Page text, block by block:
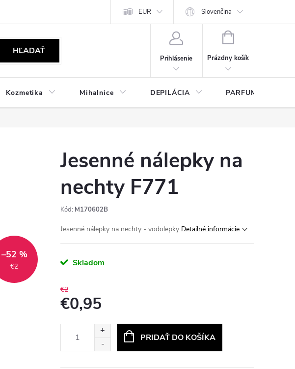
Podmienky ochrany osobných údajov EUR Slovenčina
HĽADAŤ
Prihlásenie
NÁKUPNÝ
Prázdny košík
Kozmetika Mihalnice DEPILÁCIA PARFUMY
€2
–52 %
Jesenné nálepky na
nechty F771
Kód: M170602B
Jesenné nálepky na nechty - vodolepky Detailné informácie
Skladom
€2
€0,95
PRIDAŤ DO KOŠÍKA